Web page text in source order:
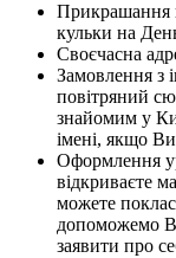
Прикрашання
кульки на
Своєчасна
Замовлення з
повітряний
знайомим у
імені, якщо
Оформлення
відкриваєте
можете
допоможемо
заявити про